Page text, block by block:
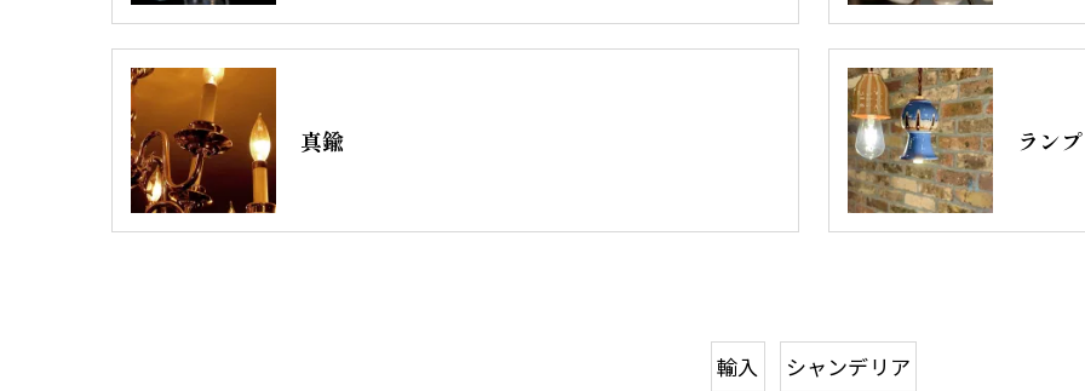
真鍮 ラン
輸入 シャンデリア